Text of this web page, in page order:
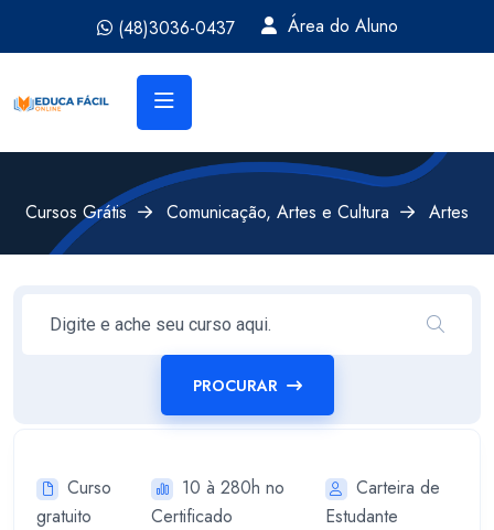
(48)3036-0437 Área do Aluno
Cursos Grátis Comunicação, Artes e Cultura Artes
PROCURAR
Curso
gratuito
10 à 280h no
Certificado
Carteira de
Estudante